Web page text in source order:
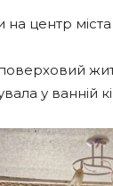
центр
у ванній